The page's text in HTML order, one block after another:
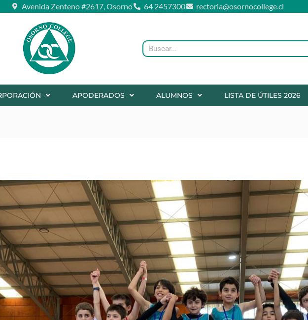
Avenida Zenteno #2617, Osorno 64 2457300 rectoria@osornocollege.cl
Buscar
APODERADOS ALUMNOS LISTA DE ÚTILES 2026